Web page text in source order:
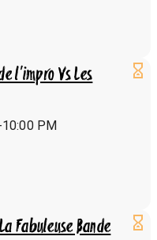
l'impro Vs Les
PM
Fabuleuse Bande